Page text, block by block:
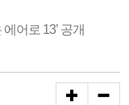
어로 13’ 공개